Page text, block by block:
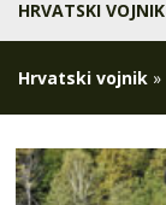
HRVATSKI VOJNIK
Hrvatski vojnik »